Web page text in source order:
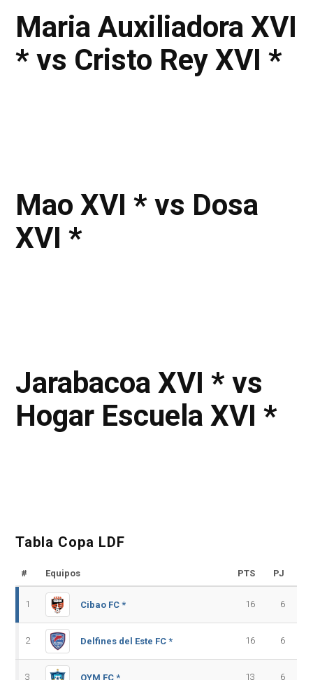
Maria Auxiliadora XVI
* vs Cristo Rey XVI *
Mao XVI * vs Dosa
XVI *
Jarabacoa XVI * vs
Hogar Escuela XVI *
Tabla Copa LDF
# Equipos PTS PJ
1 Cibao FC * 16 6
2 Delfines del Este FC * 16 6
3 OYM FC * 13 6